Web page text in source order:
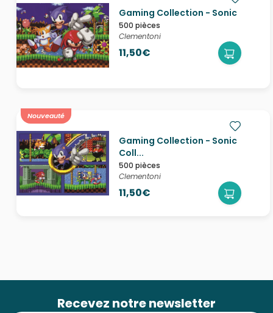
Gaming Collection - Sonic
500 pièces
Clementoni
11,50€
Nouveauté
Gaming Collection - Sonic
Coll...
500 pièces
Clementoni
11,50€
Recevez notre newsletter